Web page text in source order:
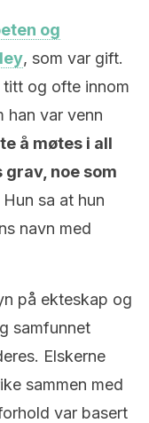
og
, som var gift.
og ofte innom
han var venn
å møtes i all
noe som
Hun sa at hun
navn med
på ekteskap og
samfunnet
Elskerne
sammen med
var basert